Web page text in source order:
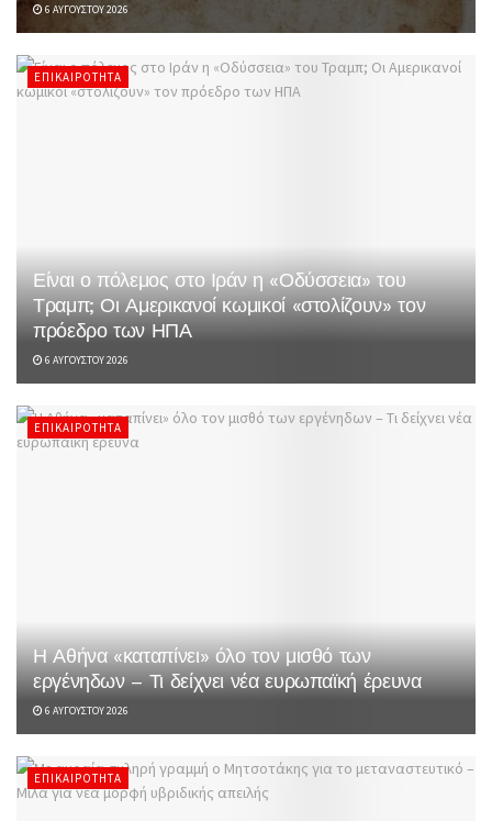
6 ΑΥΓΟΎΣΤΟΥ 2026
ΕΠΙΚΑΙΡΌΤΗΤΑ
Είναι ο πόλεμος στο Ιράν η «Οδύσσεια» του
Τραμπ; Οι Αμερικανοί κωμικοί «στολίζουν» τον
πρόεδρο των ΗΠΑ
6 ΑΥΓΟΎΣΤΟΥ 2026
ΕΠΙΚΑΙΡΌΤΗΤΑ
Η Αθήνα «καταπίνει» όλο τον μισθό των
εργένηδων – Τι δείχνει νέα ευρωπαϊκή έρευνα
6 ΑΥΓΟΎΣΤΟΥ 2026
ΕΠΙΚΑΙΡΌΤΗΤΑ